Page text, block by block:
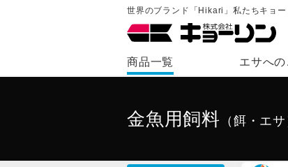
世界のブランド「Hikari」私たちキョー
商品一覧 エサへ
金魚用飼料 （餌・エサ